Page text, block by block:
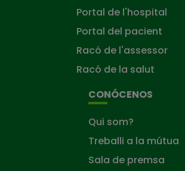
Portal de l'hospital
Portal del pacient
Racó de l'assessor
Racó de la salut
CONÓCENOS
Qui som?
Treballi a la mútua
Sala de premsa